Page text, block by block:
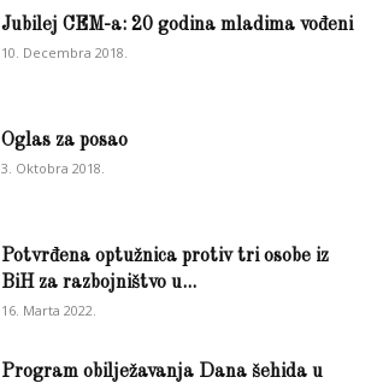
Jubilej CEM-a: 20 godina mladima vođeni
10. Decembra 2018.
Oglas za posao
3. Oktobra 2018.
Potvrđena optužnica protiv tri osobe iz
BiH za razbojništvo u...
16. Marta 2022.
Program obilježavanja Dana šehida u